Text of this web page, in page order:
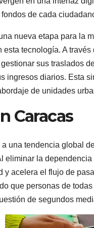
de cada
nueva etapa para la
tecnología. A
sus traslados
ingresos diarios. Esta
de unidades
Caracas
una tendencia global
la
acelera el flujo de
que personas de
de segundos